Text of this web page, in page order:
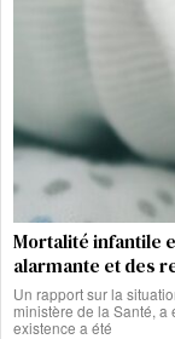
Mortalité infantile
alarmante et des
Un rapport sur la
ministère de la Santé,
existence a été